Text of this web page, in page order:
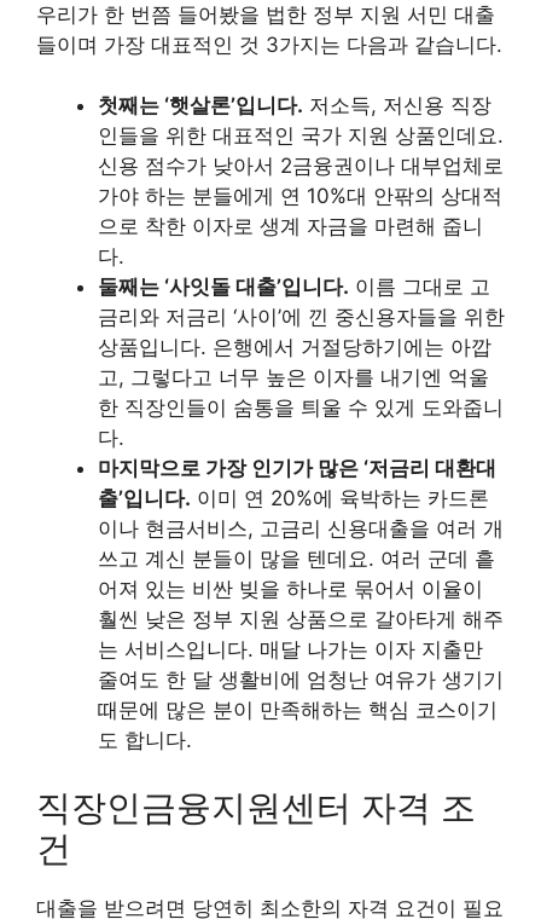
우리가 한 번쯤 들어봤을 법한 정부 지원 서민 대출
들이며 가장 대표적인 것 3가지는 다음과 같습니다.
첫째는 ‘햇살론’입니다. 저소득, 저신용 직장
인들을 위한 대표적인 국가 지원 상품인데요.
신용 점수가 낮아서 2금융권이나 대부업체로
가야 하는 분들에게 연 10%대 안팎의 상대적
으로 착한 이자로 생계 자금을 마련해 줍니
다.
둘째는 ‘사잇돌 대출’입니다. 이름 그대로 고
금리와 저금리 ‘사이’에 낀 중신용자들을 위한
상품입니다. 은행에서 거절당하기에는 아깝
고, 그렇다고 너무 높은 이자를 내기엔 억울
한 직장인들이 숨통을 틔울 수 있게 도와줍니
다.
마지막으로 가장 인기가 많은 ‘저금리 대환대
출’입니다. 이미 연 20%에 육박하는 카드론
이나 현금서비스, 고금리 신용대출을 여러 개
쓰고 계신 분들이 많을 텐데요. 여러 군데 흩
어져 있는 비싼 빚을 하나로 묶어서 이율이
훨씬 낮은 정부 지원 상품으로 갈아타게 해주
는 서비스입니다. 매달 나가는 이자 지출만
줄여도 한 달 생활비에 엄청난 여유가 생기기
때문에 많은 분이 만족해하는 핵심 코스이기
도 합니다.
직장인금융지원센터 자격 조
건
대출을 받으려면 당연히 최소한의 자격 요건이 필요